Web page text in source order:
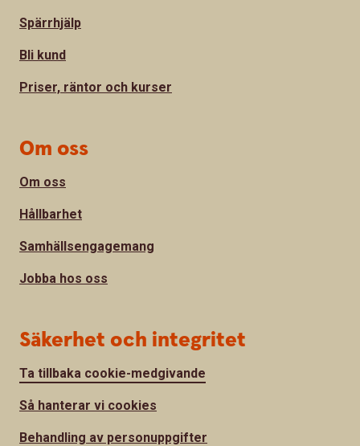
Spärrhjälp
Bli kund
Priser, räntor och kurser
Om oss
Om oss
Hållbarhet
Samhällsengagemang
Jobba hos oss
Säkerhet och integritet
Ta tillbaka cookie-medgivande
Så hanterar vi cookies
Behandling av personuppgifter